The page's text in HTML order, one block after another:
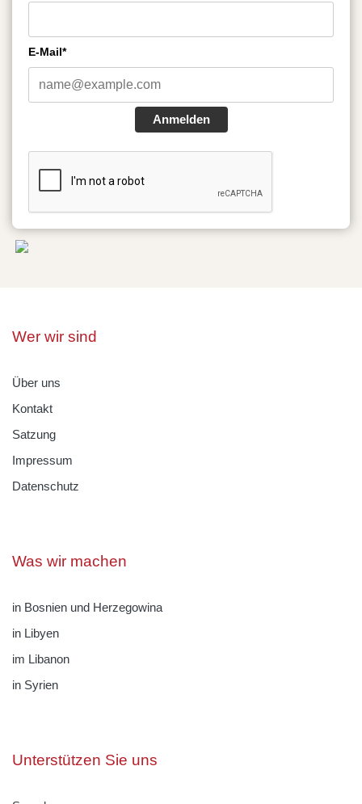
E-Mail*
Anmelden
Wer wir sind
Über uns
Kontakt
Satzung
Impressum
Datenschutz
Was wir machen
in Bosnien und Herzegowina
in Libyen
im Libanon
in Syrien
Unterstützen Sie uns